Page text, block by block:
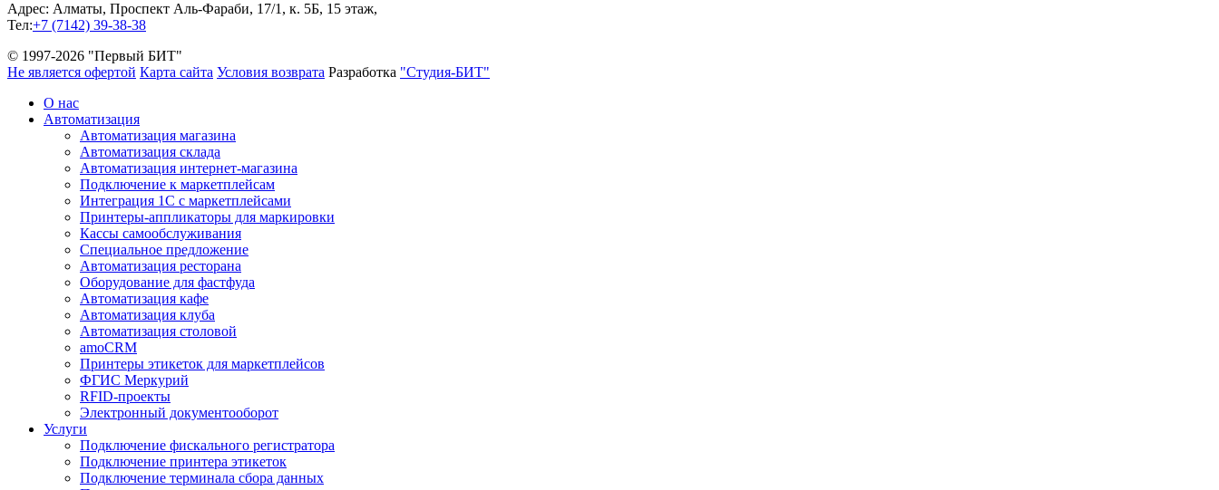
Адрес: Алматы, Проспект Аль-Фараби, 17/1, к. 5Б, 15 этаж,
Тел:+7 (7142) 39-38-38
© 1997-2026 "Первый БИТ"
Не является офертой Карта сайта Условия возврата Разработка "Студия-БИТ"
О нас
Автоматизация
Автоматизация магазина
Автоматизация склада
Автоматизация интернет-магазина
Подключение к маркетплейсам
Интеграция 1С с маркетплейсами
Принтеры-аппликаторы для маркировки
Кассы самообслуживания
Специальное предложение
Автоматизация ресторана
Оборудование для фастфуда
Автоматизация кафе
Автоматизация клуба
Автоматизация столовой
amoCRM
Принтеры этикеток для маркетплейсов
ФГИС Меркурий
RFID-проекты
Электронный документооборот
Услуги
Подключение фискального регистратора
Подключение принтера этикеток
Подключение терминала сбора данных